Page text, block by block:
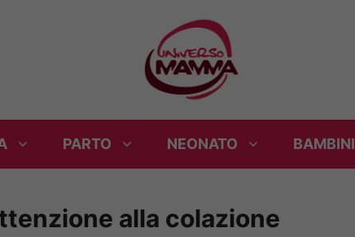
PARTO NEONATO BAMBINI
alla colazione